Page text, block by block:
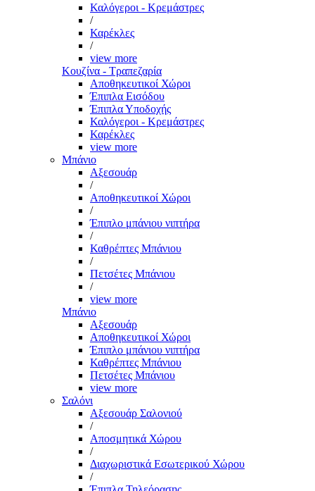
Καλόγεροι - Κρεμάστρες
/
Καρέκλες
/
view more
Κουζίνα - Τραπεζαρία
Αποθηκευτικοί Χώροι
Έπιπλα Εισόδου
Έπιπλα Υποδοχής
Καλόγεροι - Κρεμάστρες
Καρέκλες
view more
Μπάνιο
Αξεσουάρ
/
Αποθηκευτικοί Χώροι
/
Έπιπλο μπάνιου νιπτήρα
/
Καθρέπτες Μπάνιου
/
Πετσέτες Μπάνιου
/
view more
Μπάνιο
Αξεσουάρ
Αποθηκευτικοί Χώροι
Έπιπλο μπάνιου νιπτήρα
Καθρέπτες Μπάνιου
Πετσέτες Μπάνιου
view more
Σαλόνι
Αξεσουάρ Σαλονιού
/
Αποσμητικά Χώρου
/
Διαχωριστικά Εσωτερικού Χώρου
/